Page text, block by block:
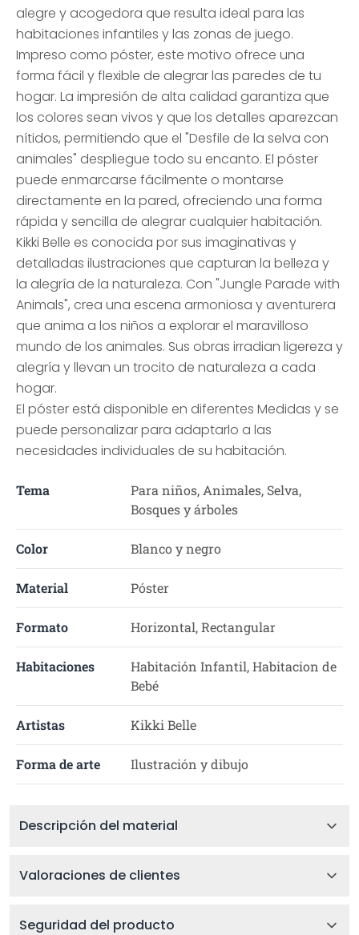
alegre y acogedora que resulta ideal para las
habitaciones infantiles y las zonas de juego.
Impreso como póster, este motivo ofrece una
forma fácil y flexible de alegrar las paredes de tu
hogar. La impresión de alta calidad garantiza que
los colores sean vivos y que los detalles aparezcan
nítidos, permitiendo que el "Desfile de la selva con
animales" despliegue todo su encanto. El póster
puede enmarcarse fácilmente o montarse
directamente en la pared, ofreciendo una forma
rápida y sencilla de alegrar cualquier habitación.
Kikki Belle es conocida por sus imaginativas y
detalladas ilustraciones que capturan la belleza y
la alegría de la naturaleza. Con "Jungle Parade with
Animals", crea una escena armoniosa y aventurera
que anima a los niños a explorar el maravilloso
mundo de los animales. Sus obras irradian ligereza y
alegría y llevan un trocito de naturaleza a cada
hogar.
El póster está disponible en diferentes Medidas y se
puede personalizar para adaptarlo a las
necesidades individuales de su habitación.
Tema
Para niños, Animales, Selva,
Bosques y árboles
Color Blanco y negro
Material Póster
Formato Horizontal, Rectangular
Habitaciones
Habitación Infantil, Habitacion de
Bebé
Artistas Kikki Belle
Forma de arte Ilustración y dibujo
Descripción del material
Valoraciones de clientes
Seguridad del producto